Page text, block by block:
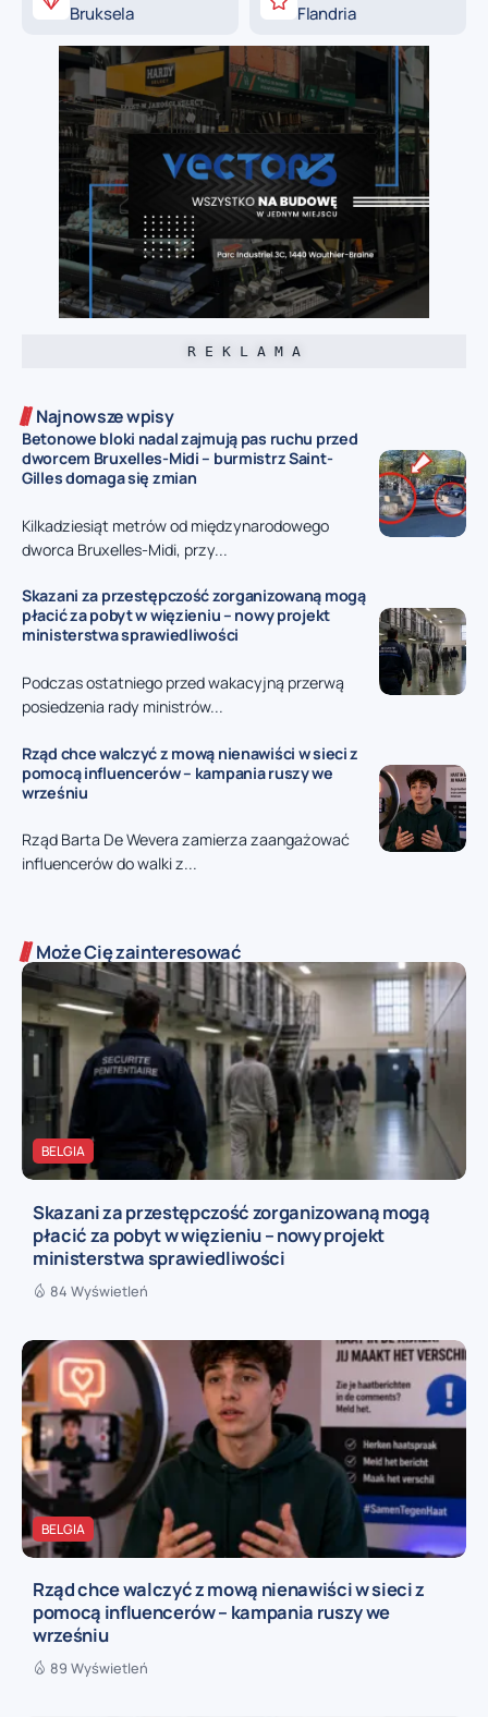
Bruksela Flandria
R E K L A M A
Najnowsze wpisy
Betonowe bloki nadal zajmują pas ruchu przed
dworcem Bruxelles-Midi – burmistrz Saint-
Gilles domaga się zmian
Kilkadziesiąt metrów od międzynarodowego
dworca Bruxelles-Midi, przy...
Skazani za przestępczość zorganizowaną mogą
płacić za pobyt w więzieniu – nowy projekt
ministerstwa sprawiedliwości
Podczas ostatniego przed wakacyjną przerwą
posiedzenia rady ministrów...
Rząd chce walczyć z mową nienawiści w sieci z
pomocą influencerów – kampania ruszy we
wrześniu
Rząd Barta De Wevera zamierza zaangażować
influencerów do walki z...
Może Cię zainteresować
BELGIA
Skazani za przestępczość zorganizowaną mogą
płacić za pobyt w więzieniu – nowy projekt
ministerstwa sprawiedliwości
84 Wyświetleń
BELGIA
Rząd chce walczyć z mową nienawiści w sieci z
pomocą influencerów – kampania ruszy we
wrześniu
89 Wyświetleń